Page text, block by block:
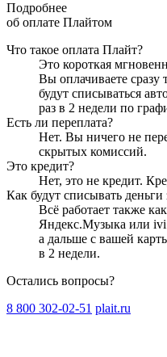
Подробнее
об оплате Плайтом
Что такое оплата Плайт?
Это короткая
Вы оплачиваете сразу
будут списываться
раз в 2 недели по
Есть ли переплата?
Нет. Вы ничего не
скрытых комиссий.
Это кредит?
Нет, это не кредит.
Как будут списывать деньги
Всё работает также
Яндекс.Музыка или
а дальше с вашей
в 2 недели.
Остались вопросы?
8 800 302-02-51 plait.ru